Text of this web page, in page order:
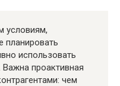
условиям,
планировать
использовать
проактивная
чем